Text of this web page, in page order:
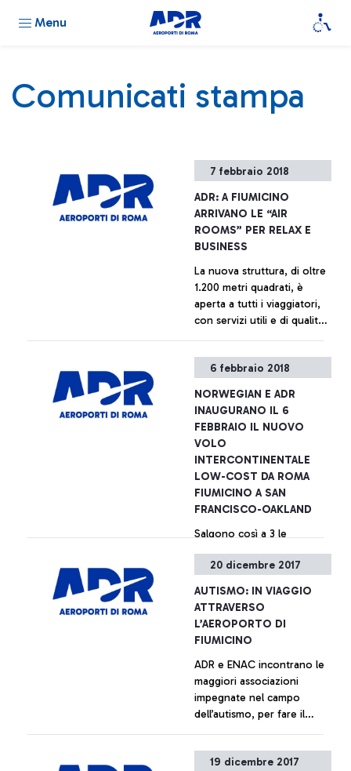
Menu
Comunicati stampa
7 febbraio 2018
ADR: A FIUMICINO
ARRIVANO LE “AIR
ROOMS” PER RELAX E
BUSINESS
La nuova struttura, di oltre
1.200 metri quadrati, è
aperta a tutti i viaggiatori,
con servizi utili e di qualità
+ Approfondisci
6 febbraio 2018
NORWEGIAN E ADR
INAUGURANO IL 6
FEBBRAIO IL NUOVO
VOLO
INTERCONTINENTALE
LOW-COST DA ROMA
FIUMICINO A SAN
FRANCISCO-OAKLAND
Salgono così a 3 le
raggiungibili da Roma con
+ Approfondisci
20 dicembre 2017
AUTISMO: IN VIAGGIO
ATTRAVERSO
L’AEROPORTO DI
FIUMICINO
ADR e ENAC incontrano le
maggiori associazioni
impegnate nel campo
dell’autismo, per fare il
anno dall’adesione al
+ Approfondisci
19 dicembre 2017